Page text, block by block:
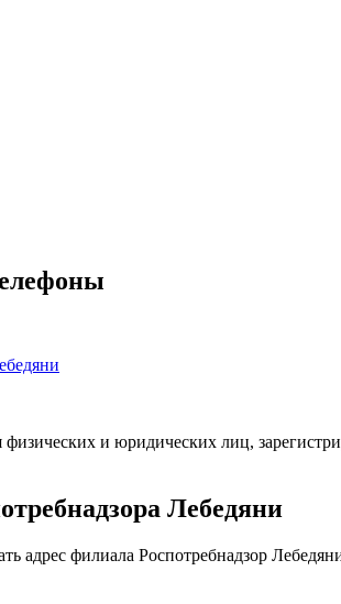
и юридических лиц,
Лебедяни
адрес филиала Роспотребнадзор